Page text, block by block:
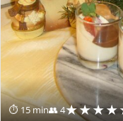
⏱ 15 min👥 4